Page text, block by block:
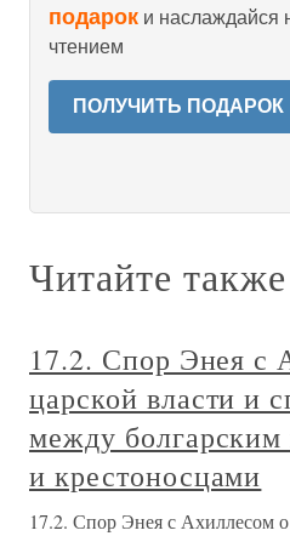
подарок и наслаждайся
чтением
ПОЛУЧИТЬ ПОДАРОК
Читайте также
17.2. Спор Энея с
царской власти и
между
и крестоносцами
17.2. Спор Энея с Ахиллесом